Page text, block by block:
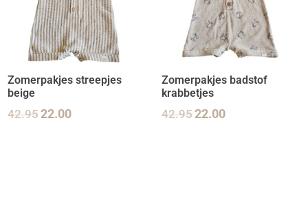
Zomerpakjes streepjes
beige
42.9522.00
Zomerpakjes badstof
krabbetjes
42.9522.00